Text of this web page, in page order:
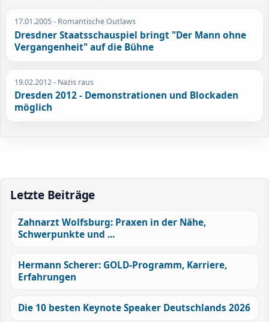
17.01.2005- Romantische Outlaws
Dresdner Staatsschauspiel bringt "Der Mann ohne
Vergangenheit" auf die Bühne
19.02.2012- Nazis raus
Dresden 2012 - Demonstrationen und Blockaden
möglich
Letzte Beiträge
Zahnarzt Wolfsburg: Praxen in der Nähe,
Schwerpunkte und ...
Hermann Scherer: GOLD-Programm, Karriere,
Erfahrungen
Die 10 besten Keynote Speaker Deutschlands 2026